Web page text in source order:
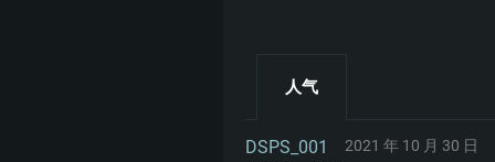
人气
DSPS_001
2021 年 10 月 30 日